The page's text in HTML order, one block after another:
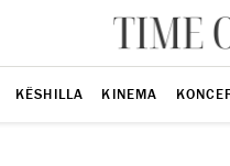
KËSHILLA KINEMA